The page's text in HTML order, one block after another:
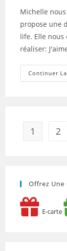
publication :
Michelle
propose une
life. Elle nous
réaliser:
Continuer
1 2
Offrez Une
E-carte